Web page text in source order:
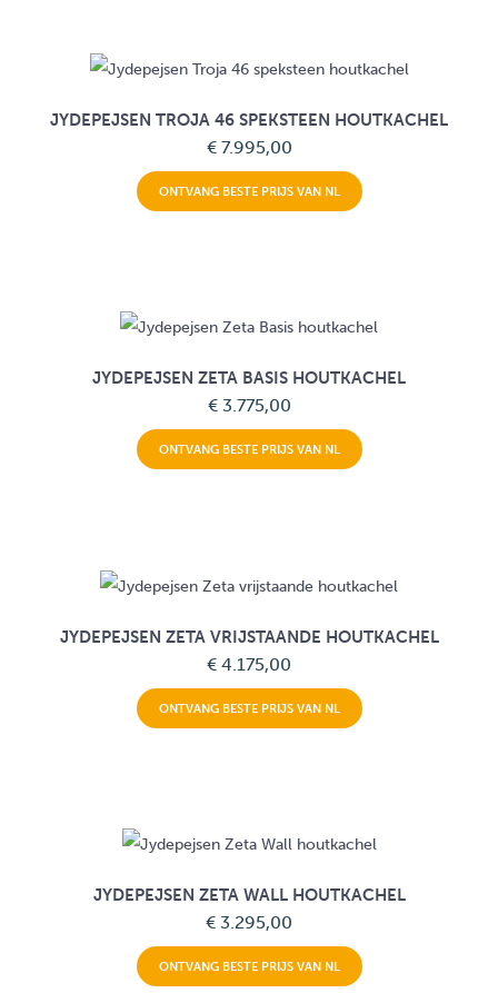
JYDEPEJSEN TROJA 46 SPEKSTEEN HOUTKACHEL
€ 7.995,00
ONTVANG BESTE PRIJS VAN NL
JYDEPEJSEN ZETA BASIS HOUTKACHEL
€ 3.775,00
ONTVANG BESTE PRIJS VAN NL
JYDEPEJSEN ZETA VRIJSTAANDE HOUTKACHEL
€ 4.175,00
ONTVANG BESTE PRIJS VAN NL
JYDEPEJSEN ZETA WALL HOUTKACHEL
€ 3.295,00
ONTVANG BESTE PRIJS VAN NL